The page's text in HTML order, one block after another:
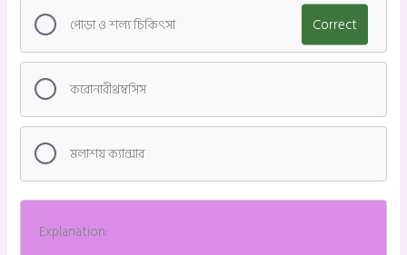
পোড়া ও শল্য চিকিৎসা Correct
করোনারীথ্রম্বসিস
মলাশয় ক্যান্সার
Explanation: